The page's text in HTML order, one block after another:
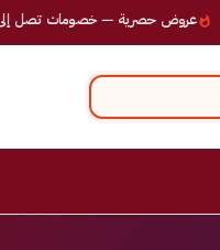
عروض حصرية — خصومات تصل إلى 50%